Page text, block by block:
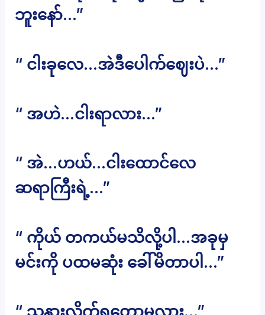
ဘူးနော်…”
“ ငါးခုလေ…အဲဒီပေါက်ဈေးပဲ…”
“ အဟဲ…ငါးရာလား…”
“ အဲ…ဟယ်…ငါးထောင်လေ
ဆရာကြီးရဲ့…”
“ ကိုယ် တကယ်မသိလို့ပါ…အခုမှ
မင်းကို ပထမဆုံး ခေါ်မိတာပါ…”